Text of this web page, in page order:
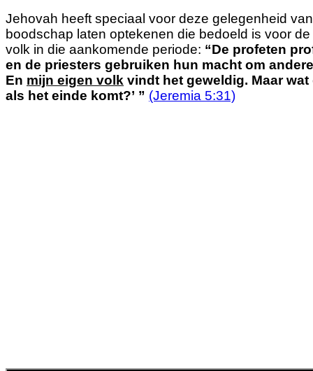
Jehovah heeft speciaal voor deze gelegenheid
boodschap laten optekenen die bedoeld is voor
volk in die aankomende periode: “De profeten
en de priesters gebruiken hun macht om
En mijn eigen volk vindt het geweldig. Maar
als het einde komt?’ ” (Jeremia 5:31)